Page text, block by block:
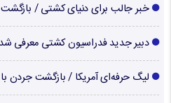
خبر جالب برای دنیای کشتی /
دبیر جدید فدراسیون کشتی معرفی شد
لیگ حرفه‌ای آمریکا / بازگشت جردن